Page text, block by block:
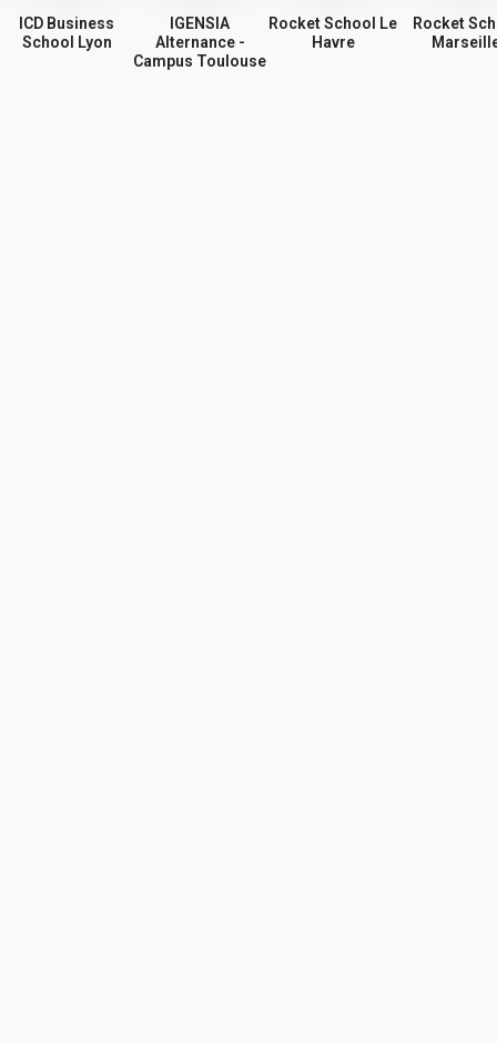
ICD Business
School Lyon
IGENSIA
Alternance -
Campus Toulouse
Rocket School Le
Havre
Rocket